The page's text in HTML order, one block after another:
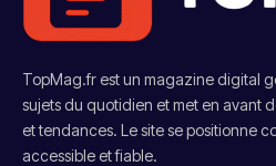
TopMag.fr est un magazine digital
sujets du quotidien et met en avant
et tendances. Le site se positionne
accessible et fiable.